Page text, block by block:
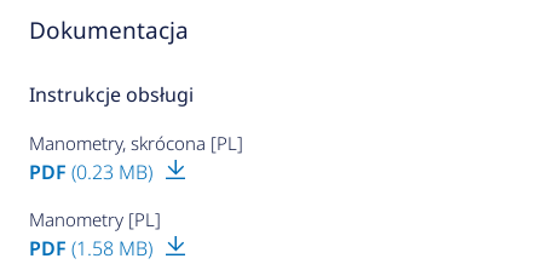
Dokumentacja
Instrukcje obsługi
Manometry, skrócona [PL]
PDF (0.23 MB)
Manometry [PL]
PDF (1.58 MB)